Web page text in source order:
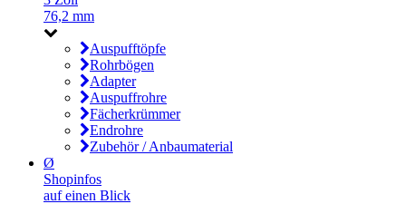
76,2 mm
Auspufftöpfe
Rohrbögen
Adapter
Auspuffrohre
Fächerkrümmer
Endrohre
Zubehör / Anbaumaterial
Ø
Shopinfos
auf einen Blick